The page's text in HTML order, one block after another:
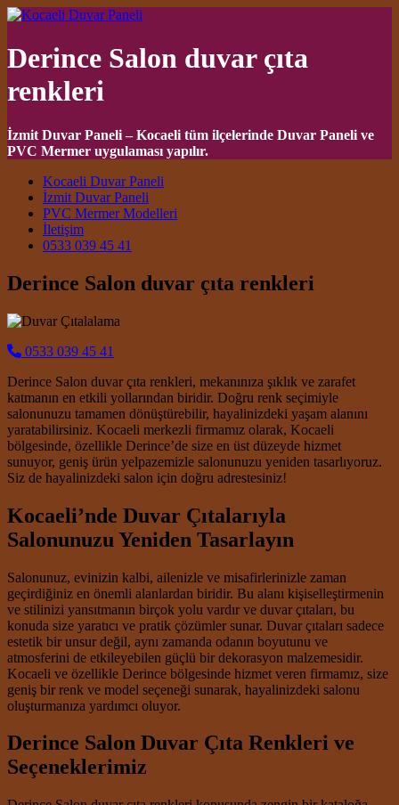
Derince Salon duvar çıta
renkleri
İzmit Duvar Paneli – Kocaeli tüm ilçelerinde Duvar Paneli ve
PVC Mermer uygulaması yapılır.
Main Navigation
Kocaeli Duvar Paneli
İzmit Duvar Paneli
PVC Mermer Modelleri
İletişim
0533 039 45 41
Derince Salon duvar çıta renkleri
0533 039 45 41
Derince Salon duvar çıta renkleri, mekanınıza şıklık ve zarafet
katmanın en etkili yollarından biridir. Doğru renk seçimiyle
salonunuzu tamamen dönüştürebilir, hayalinizdeki yaşam alanını
yaratabilirsiniz. Kocaeli merkezli firmamız olarak, Kocaeli
bölgesinde, özellikle Derince’de size en üst düzeyde hizmet
sunuyor, geniş ürün yelpazemizle salonunuzu yeniden tasarlıyoruz.
Siz de hayalinizdeki salon için doğru adrestesiniz!
Kocaeli’nde Duvar Çıtalarıyla
Salonunuzu Yeniden Tasarlayın
Salonunuz, evinizin kalbi, ailenizle ve misafirlerinizle zaman
geçirdiğiniz en önemli alanlardan biridir. Bu alanı kişiselleştirmenin
ve stilinizi yansıtmanın birçok yolu vardır ve duvar çıtaları, bu
konuda size yaratıcı ve pratik çözümler sunar. Duvar çıtaları sadece
estetik bir unsur değil, aynı zamanda odanın boyutunu ve
atmosferini de etkileyebilen güçlü bir dekorasyon malzemesidir.
Kocaeli ve özellikle Derince bölgesinde hizmet veren firmamız, size
geniş bir renk ve model seçeneği sunarak, hayalinizdeki salonu
oluşturmanıza yardımcı oluyor.
Derince Salon Duvar Çıta Renkleri ve
Seçeneklerimiz